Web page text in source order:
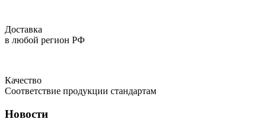
Доставка
в любой регион РФ
Качество
Соответствие продукции стандартам
Новости